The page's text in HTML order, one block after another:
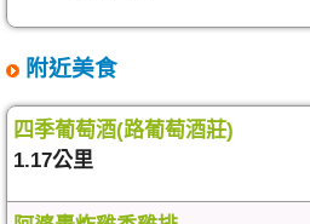
附近美食
四季葡萄酒(路葡萄酒莊)
1.17公里